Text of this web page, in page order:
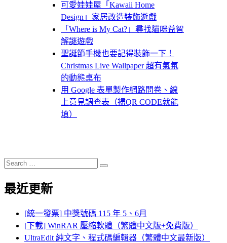
可愛娃娃屋「Kawaii Home
Design」家居改造裝飾遊戲
「Where is My Cat?」尋找貓咪益智
解謎遊戲
聖誕節手機也要記得裝飾一下！
Christmas Live Wallpaper 超有氣氛
的動態桌布
用 Google 表單製作網路問卷、線
上意見調查表（掃QR CODE就能
填）
Search
for:
Search
最近更新
[統一發票] 中獎號碼 115 年 5、6月
[下載] WinRAR 壓縮軟體（繁體中文版+免費版）
UltraEdit 純文字、程式碼編輯器（繁體中文最新版）